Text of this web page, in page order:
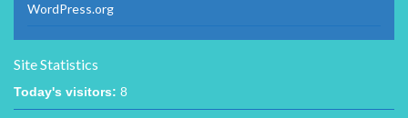
WordPress.org
Site Statistics
Today's visitors: 8